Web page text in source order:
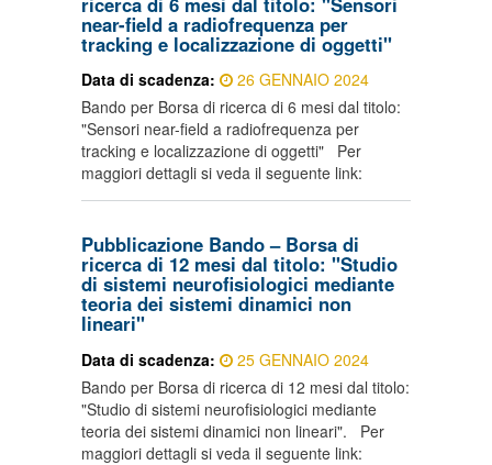
near-field a radiofrequenza per
tracking e localizzazione di oggetti"
Data di scadenza:
26 GENNAIO 2024
Bando per Borsa di ricerca di 6 mesi dal titolo:
"Sensori near-field a radiofrequenza per
tracking e localizzazione di oggetti" Per
maggiori dettagli si veda il seguente link:
Pubblicazione Bando – Borsa di
ricerca di 12 mesi dal titolo: "Studio
di sistemi neurofisiologici mediante
teoria dei sistemi dinamici non
lineari"
Data di scadenza:
25 GENNAIO 2024
Bando per Borsa di ricerca di 12 mesi dal titolo:
"Studio di sistemi neurofisiologici mediante
teoria dei sistemi dinamici non lineari". Per
maggiori dettagli si veda il seguente link: